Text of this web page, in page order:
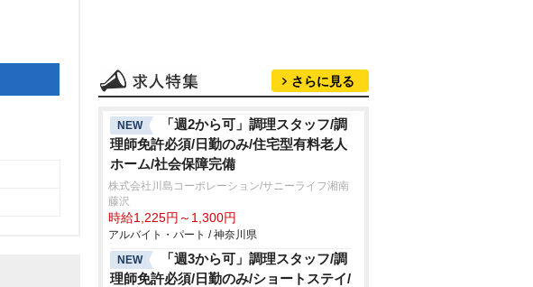
さらに見る
NEW
「週2から可」調理スタッフ/調
理師免許必須/日勤のみ/住宅型有料老人
ホーム/社会保障完備
株式会社川島コーポレーション/サニーライフ湘南
藤沢
時給1,225円～1,300円
アルバイト・パート / 神奈川県
NEW
「週3から可」調理スタッフ/調
理師免許必須/日勤のみ/ショートステイ/